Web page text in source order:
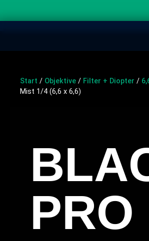
Start / Objektive / Filter + Diopter /
Mist 1/4 (6,6 x 6,6)
PRO